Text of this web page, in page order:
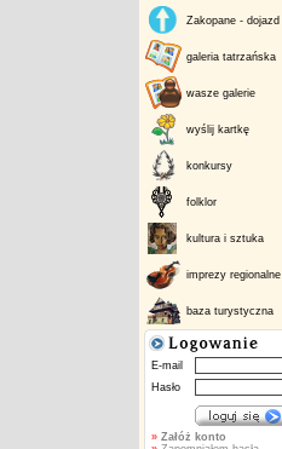
Zakopane - dojazd
galeria tatrzańska
wasze galerie
wyślij kartkę
konkursy
folklor
kultura i sztuka
imprezy regionalne
baza turystyczna
E-mail
Hasło
» Załóż konto